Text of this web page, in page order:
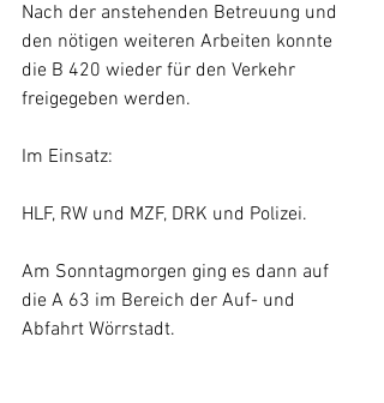
Nach der anstehenden Betreuung und
den nötigen weiteren Arbeiten konnte
die B 420 wieder für den Verkehr
freigegeben werden.
Im Einsatz:
HLF, RW und MZF, DRK und Polizei.
Am Sonntagmorgen ging es dann auf
die A 63 im Bereich der Auf- und
Abfahrt Wörrstadt.